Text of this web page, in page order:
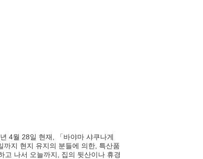
4월 28일 현재, 「바야마 샤쿠나게
지 현지 유지의 분들에 의한, 특산품
고 나서 오늘까지, 집의 뒷산이나 휴경